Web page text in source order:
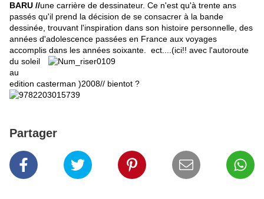
BARU //une carrière de dessinateur. Ce n'est qu'à trente ans
passés qu'il prend la décision de se consacrer à la bande
dessinée, trouvant l'inspiration dans son histoire personnelle, des
années d'adolescence passées en France aux voyages
accomplis dans les années soixante. ect....(ici!! avec l'autoroute
du soleil
au
edition casterman )2008// bientot ?
Partager